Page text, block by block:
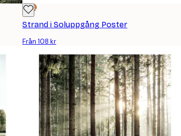
DEAL
Strand i Soluppgång Poster
Från 108 kr